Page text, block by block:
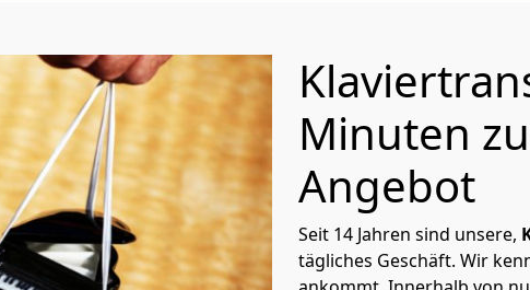
Minuten
Angebot
Seit 14 Jahren sind unsere,
tägliches Geschäft. Wir